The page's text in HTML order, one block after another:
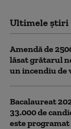
Ultimele știri
Amendă de
lăsat grătarul
un incendiu de
Bacalaureat
33.000 de
este